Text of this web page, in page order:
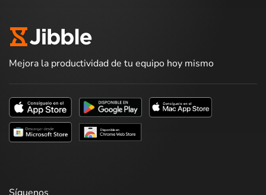
Mejora la productividad de tu equipo hoy mismo